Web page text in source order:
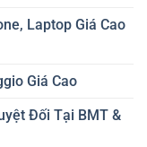
Laptop Giá Cao
Giá Cao
Đối Tại BMT &